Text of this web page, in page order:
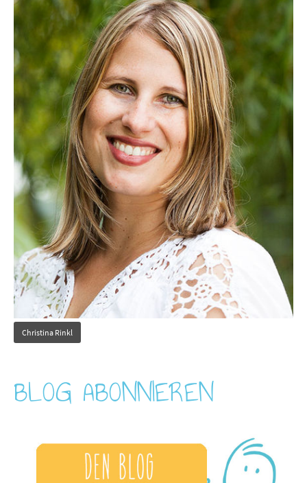
Christina Rinkl
BLOG ABONNIEREN